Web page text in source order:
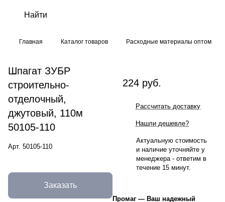
Главная Каталог товаров Расходные материалы оптом
Шпагат ЗУБР
строительно-
отделочный,
джутовый, 110м
50105-110
Арт. 50105-110
Заказать
224 руб.
Рассчитать доставку
Нашли дешевле?
Актуальную стоимость
и наличие уточняйте у
менеджера - ответим в
течение 15 минут.
Промаг — Ваш надежный